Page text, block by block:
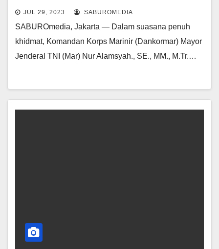
DANDENJAKA
JUL 29, 2023 SABUROMEDIA
SABUROmedia, Jakarta — Dalam suasana penuh
khidmat, Komandan Korps Marinir (Dankormar) Mayor
Jenderal TNI (Mar) Nur Alamsyah., SE., MM., M.Tr.…